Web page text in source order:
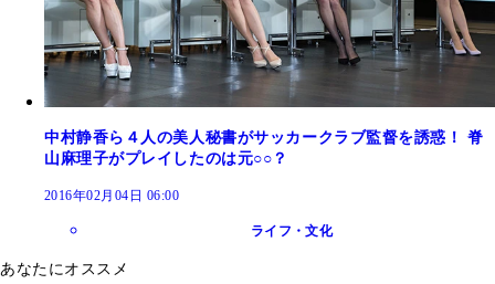
中村静香ら４人の美人秘書がサッカークラブ監督を誘惑！ 脊
山麻理子がプレイしたのは元○○？
2016年02月04日 06:00
ライフ・文化
あなたにオススメ